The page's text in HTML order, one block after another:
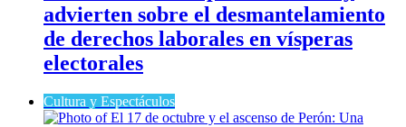
advierten sobre el desmantelamiento
de derechos laborales en vísperas
electorales
Cultura y Espectáculos